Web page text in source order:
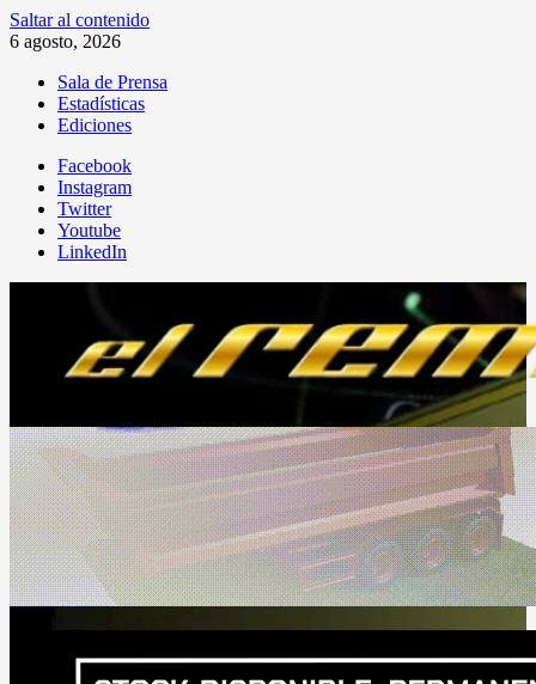
Saltar al contenido
6 agosto, 2026
Sala de Prensa
Estadísticas
Ediciones
Facebook
Instagram
Twitter
Youtube
LinkedIn